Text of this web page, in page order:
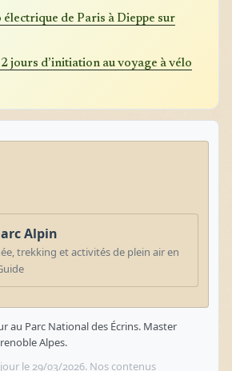
de Paris à Dieppe sur
jours d’initiation au voyage à vélo
Alpin
trekking et activités de plein air en
Alpes.